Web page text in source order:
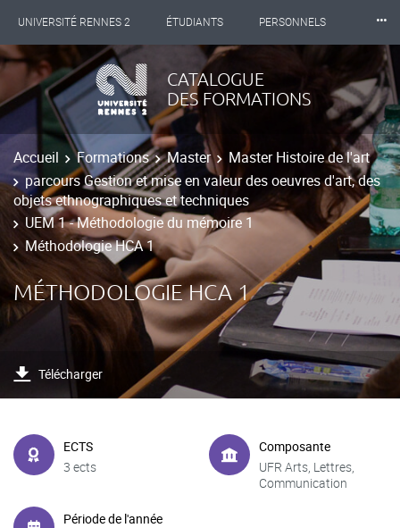
UNIVERSITÉ RENNES 2 ÉTUDIANTS PERSONNELS
INTERNATIONAL PROFESSIONNELS BIBLIOTHÈQUES
LES NOUVELLES DE RENNES 2
⸱⸱⸱
CATALOGUE
DES FORMATIONS
Accueil Formations Master
Master Histoire de l'art
parcours Gestion et mise en valeur des oeuvres d'art, des
objets ethnographiques et techniques
UEM 1 - Méthodologie du mémoire 1
Méthodologie HCA 1
MÉTHODOLOGIE HCA 1
Télécharger
ECTS
3 ects
Composante
UFR Arts, Lettres,
Communication
Période de l'année